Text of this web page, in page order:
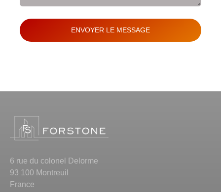
ENVOYER LE MESSAGE
6 rue du colonel Delorme
93 100 Montreuil
France